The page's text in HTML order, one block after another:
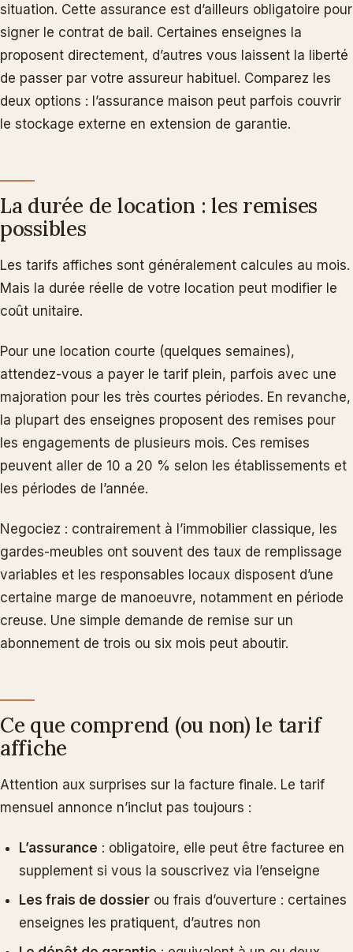
situation. Cette assurance est d’ailleurs obligatoire pour
signer le contrat de bail. Certaines enseignes la
proposent directement, d’autres vous laissent la liberté
de passer par votre assureur habituel. Comparez les
deux options : l’assurance maison peut parfois couvrir
le stockage externe en extension de garantie.
La durée de location : les remises
possibles
Les tarifs affiches sont généralement calcules au mois.
Mais la durée réelle de votre location peut modifier le
coût unitaire.
Pour une location courte (quelques semaines),
attendez-vous a payer le tarif plein, parfois avec une
majoration pour les très courtes périodes. En revanche,
la plupart des enseignes proposent des remises pour
les engagements de plusieurs mois. Ces remises
peuvent aller de 10 a 20 % selon les établissements et
les périodes de l’année.
Negociez : contrairement à l’immobilier classique, les
gardes-meubles ont souvent des taux de remplissage
variables et les responsables locaux disposent d’une
certaine marge de manoeuvre, notamment en période
creuse. Une simple demande de remise sur un
abonnement de trois ou six mois peut aboutir.
Ce que comprend (ou non) le tarif
affiche
Attention aux surprises sur la facture finale. Le tarif
mensuel annonce n’inclut pas toujours :
L’assurance : obligatoire, elle peut être facturee en
supplement si vous la souscrivez via l’enseigne
Les frais de dossier ou frais d’ouverture : certaines
enseignes les pratiquent, d’autres non